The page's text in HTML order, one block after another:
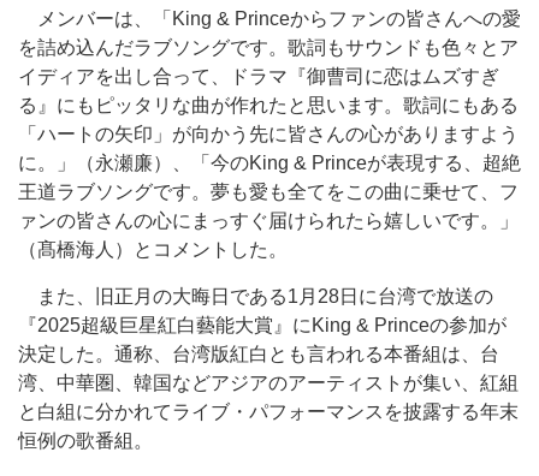
メンバーは、「King & Princeからファンの皆さんへの愛
を詰め込んだラブソングです。歌詞もサウンドも色々とア
イディアを出し合って、ドラマ『御曹司に恋はムズすぎ
る』にもピッタリな曲が作れたと思います。歌詞にもある
「ハートの矢印」が向かう先に皆さんの心がありますよう
に。」（永瀬廉）、「今のKing & Princeが表現する、超絶
王道ラブソングです。夢も愛も全てをこの曲に乗せて、フ
ァンの皆さんの心にまっすぐ届けられたら嬉しいです。」
（髙橋海人）とコメントした。
また、旧正月の大晦日である1月28日に台湾で放送の
『2025超級巨星紅白藝能大賞』にKing & Princeの参加が
決定した。通称、台湾版紅白とも言われる本番組は、台
湾、中華圏、韓国などアジアのアーティストが集い、紅組
と白組に分かれてライブ・パフォーマンスを披露する年末
恒例の歌番組。